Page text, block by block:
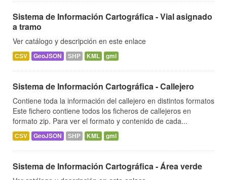
Sistema de Información Cartográfica - Vial asignado
a tramo
Ver catálogo y descripción en este enlace
CSV GeoJSON SHP KML gml
Sistema de Información Cartográfica - Callejero
Contiene toda la información del callejero en distintos formatos
Este fichero contiene todos los ficheros de callejeros en
formato zip. Para ver el formato y contenido de cada...
CSV GeoJSON SHP KML gml
Sistema de Información Cartográfica - Área verde